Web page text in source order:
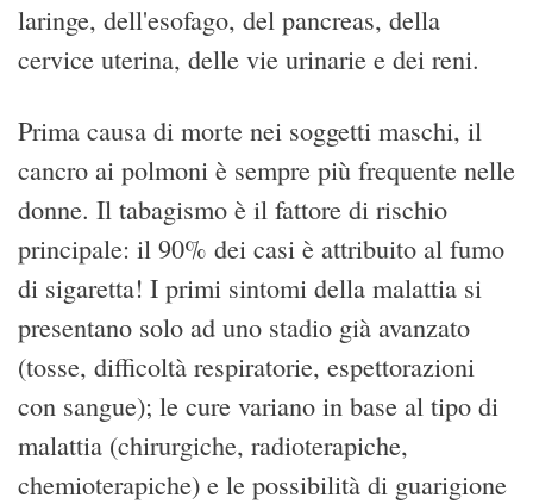
laringe, dell'esofago, del pancreas, della
cervice uterina, delle vie urinarie e dei reni.
Prima causa di morte nei soggetti maschi, il
cancro ai polmoni è sempre più frequente nelle
donne. Il tabagismo è il fattore di rischio
principale: il 90% dei casi è attribuito al fumo
di sigaretta! I primi sintomi della malattia si
presentano solo ad uno stadio già avanzato
(tosse, difficoltà respiratorie, espettorazioni
con sangue); le cure variano in base al tipo di
malattia (chirurgiche, radioterapiche,
chemioterapiche) e le possibilità di guarigione